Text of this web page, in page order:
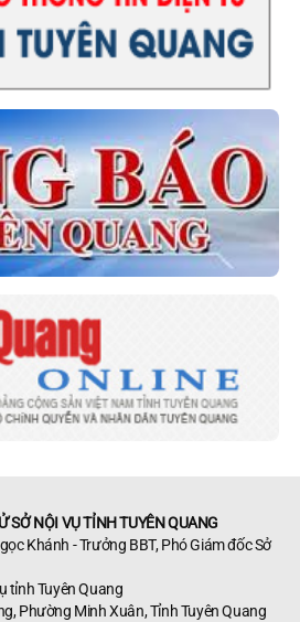
SỞ NỘI VỤ TỈNH TUYÊN QUANG
Khánh - Trưởng BBT, Phó Giám đốc Sở
tỉnh Tuyên Quang
Phường Minh Xuân, Tỉnh Tuyên Quang